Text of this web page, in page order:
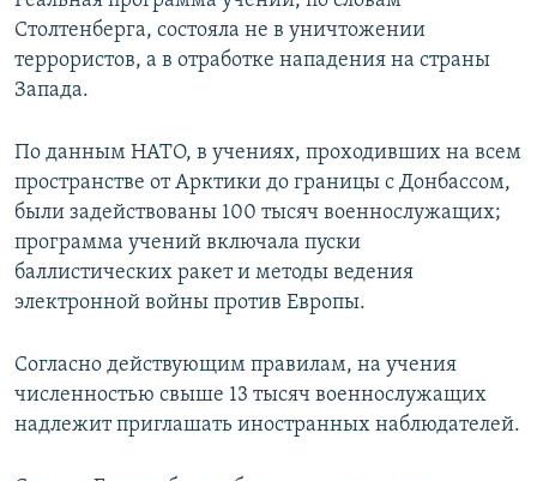
Столтенберга, состояла не в уничтожении
террористов, а в отработке нападения на страны
Запада.
По данным НАТО, в учениях, проходивших на всем
пространстве от Арктики до границы с Донбассом,
были задействованы 100 тысяч военнослужащих;
программа учений включала пуски
баллистических ракет и методы ведения
электронной войны против Европы.
Согласно действующим правилам, на учения
численностью свыше 13 тысяч военнослужащих
надлежит приглашать иностранных наблюдателей.